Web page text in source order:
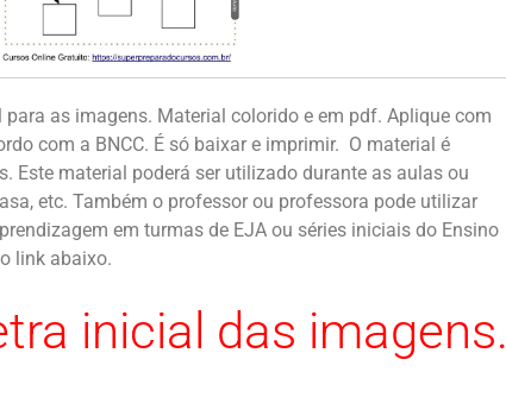
as imagens. Material colorido e em pdf. Aplique com
com a BNCC. É só baixar e imprimir. O material é
Este material poderá ser utilizado durante as aulas ou
etc. Também o professor ou professora pode utilizar
em turmas de EJA ou séries iniciais do Ensino
link abaixo.
inicial das imagens.